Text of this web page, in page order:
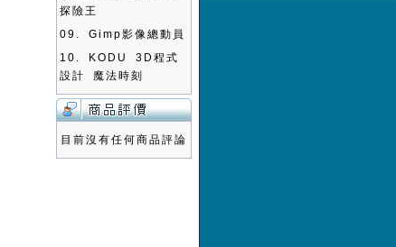
探險王
09. Gimp影像總動員
10.
KODU 3D程式
設計 魔法時刻
目前沒有任何商品評論